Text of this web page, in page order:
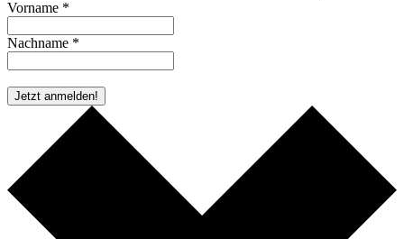
Vorname *
Nachname *